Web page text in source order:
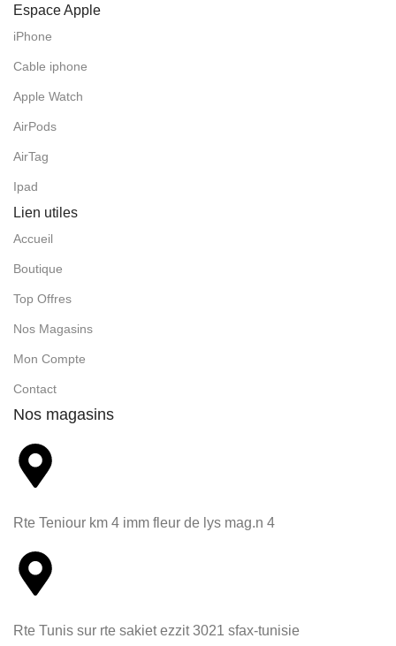
Espace Apple
iPhone
Cable iphone
Apple Watch
AirPods
AirTag
Ipad
Lien utiles
Accueil
Boutique
Top Offres
Nos Magasins
Mon Compte
Contact
Nos magasins
Rte Teniour km 4 imm fleur de lys mag.n 4
Rte Tunis sur rte sakiet ezzit 3021 sfax-tunisie